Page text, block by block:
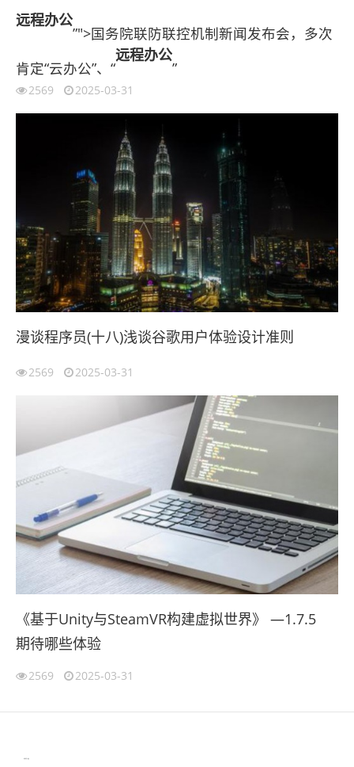
远程办公
”">国务院联防联控机制新闻发布会，多次
肯定“云办公”、“
远程办公
”
2569 2025-03-31
漫谈程序员(十八)浅谈谷歌用户体验设计准则
2569 2025-03-31
《基于Unity与SteamVR构建虚拟世界》 —1.7.5
期待哪些体验
2569 2025-03-31